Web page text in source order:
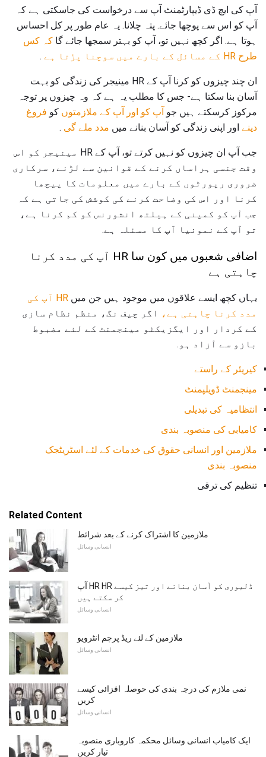
آپ کی ایچ ڈی ڈیپارٹمنٹ آپ سے درخواست کی جاسکتی ہے کہ
آپ کو اس سے پوچھا جائے. پتہ چلانا. یہ عام طور پر کل احساس
ہوتا ہے. اگر کچھ نہیں تو، آپ کو بہتر سمجھا جائے گا کہ کس
طرح HR کے مسائل کے بارے میں سوچنا پڑتا ہے
.
ان چند چیزوں کو کرنا آپ کے HR مینیجر کی زندگی کو بہت
آسان بنا سکتا ہے- جس کا مطلب یہ ہے کہ وہ چیزوں پر توجہ
مرکوز کرسکتے ہیں جو آپ کو اور آپ کے ملازمتوں کو فروغ
دینے اور اپنی زندگی کو آسان بنانے میں مدد ملے گی .
جب آپ ان چیزوں کو نہیں کرتے تو، آپ کے HR مینیجر کو اس
وقت جنسی ہراساں کرنے کے قوانین سے لڑنے، سرکاری
ضروری رپورٹوں کے بارے میں معلومات کا پیچھا
کرنا اور اس کی وضاحت کرنے کی کوشش کی جاتی ہے کہ
جب آپ کو کمپنی کے ہیلتھ انشورنس کو کم کرنا ہے،
تو آپ کے نمونیا آپ کا مسئلہ ہے.
اضافی شعبوں میں کون سا HR آپ کی مدد کرنا
چاہتی ہے
یہاں کچھ ایسے علاقوں میں موجود ہیں جن میں
HR آپ کی
مدد کرنا چاہتی ہے،
اگر چیف نگ، منظم نظام سازی
کے کردار اور ایگزیکٹو مینجمنٹ کے لئے مضبوط
بازو سے آزاد ہو.
کیریئر کے راستے
مینجمنٹ ڈویلپمنٹ
انتظامیہ کی تبدیلی
کامیابی کی منصوبہ بندی
ملازمین اور انسانی حقوق کی خدمات کے لئے اسٹریٹجک
منصوبہ بندی
تنظیم کی ترقی
Related Content
ملازمین کا اشتراک کرنے کے بعد شرائط
انسانی وسائل
آپ HR HR ڈلیوری کو آسان بنانے اور تیز کیسے
کر سکتے ہیں
انسانی وسائل
ملازمین کے لئے ریڈ پرچم انٹرویو
انسانی وسائل
نمی ملازم کی درجہ بندی کی حوصلہ افزائی کیسے
کریں
انسانی وسائل
ایک کامیاب انسانی وسائل محکمہ کاروباری منصوبہ
تیار کریں